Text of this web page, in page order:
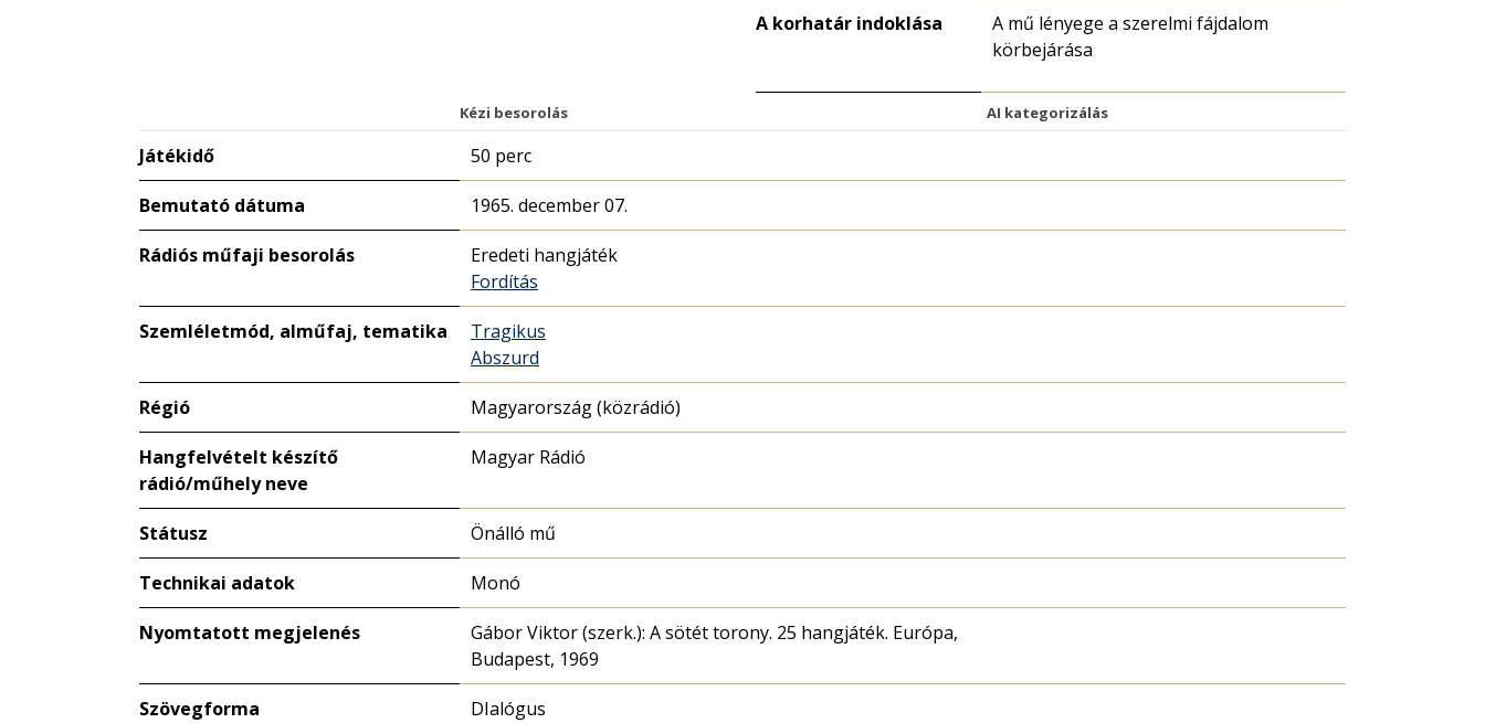
A korhatár indoklása
A mű lényege a szerelmi fájdalom
körbejárása
Kézi besorolás AI kategorizálás
Játékidő 50 perc
Bemutató dátuma 1965. december 07.
Rádiós műfaji besorolás
Eredeti hangjáték
Fordítás
Szemléletmód, alműfaj, tematika
Tragikus
Abszurd
Régió Magyarország (közrádió)
Hangfelvételt készítő
rádió/műhely neve
Magyar Rádió
Státusz Önálló mű
Technikai adatok Monó
Nyomtatott megjelenés
Gábor Viktor (szerk.): A sötét torony. 25 hangjáték. Európa,
Budapest, 1969
Szövegforma DIalógus